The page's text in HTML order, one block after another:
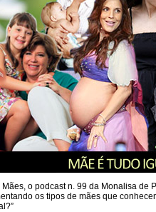
o podcast n. 99 da Monalisa de
os tipos de mães que